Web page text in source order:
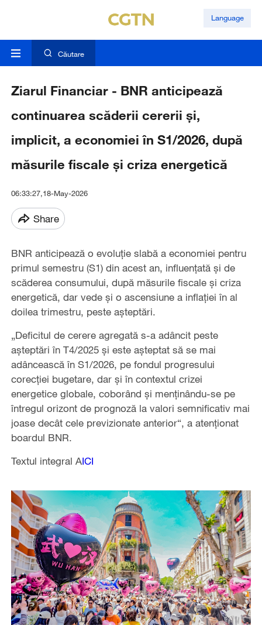
Language
Căutare
Ziarul Financiar - BNR anticipează
continuarea scăderii cererii şi,
implicit, a economiei în S1/2026, după
măsurile fiscale şi criza energetică
06:33:27,18-May-2026
Share
BNR anticipează o evoluţie slabă a eco­nomiei pentru
primul semestru (S1) din acest an, influenţată şi de
scăderea consumului, după măsurile fiscale şi criza
ener­getică, dar vede şi o ascensiune a inflaţiei în al
doilea trimestru, peste aşteptări.
„Deficitul de cerere agre­gată s-a adâncit peste
aşteptări în T4/2025 şi este aşteptat să se mai
adâncească în S1/2026, pe fondul pro­gresului
corecţiei bugetare, dar şi în contextul crizei
energetice globale, coborând şi men­ţinându-se pe
întregul orizont de prognoză la valori sem­nificativ mai
joase decât cele previzionate ante­rior“, a atenţionat
boardul BNR.
Textul integral AICI